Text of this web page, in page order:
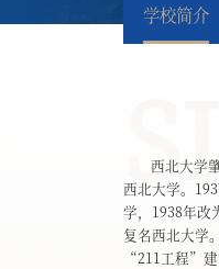
学校简介
西北大学
西北大学。
学，1938年改
复名西北大学
“211工程”建